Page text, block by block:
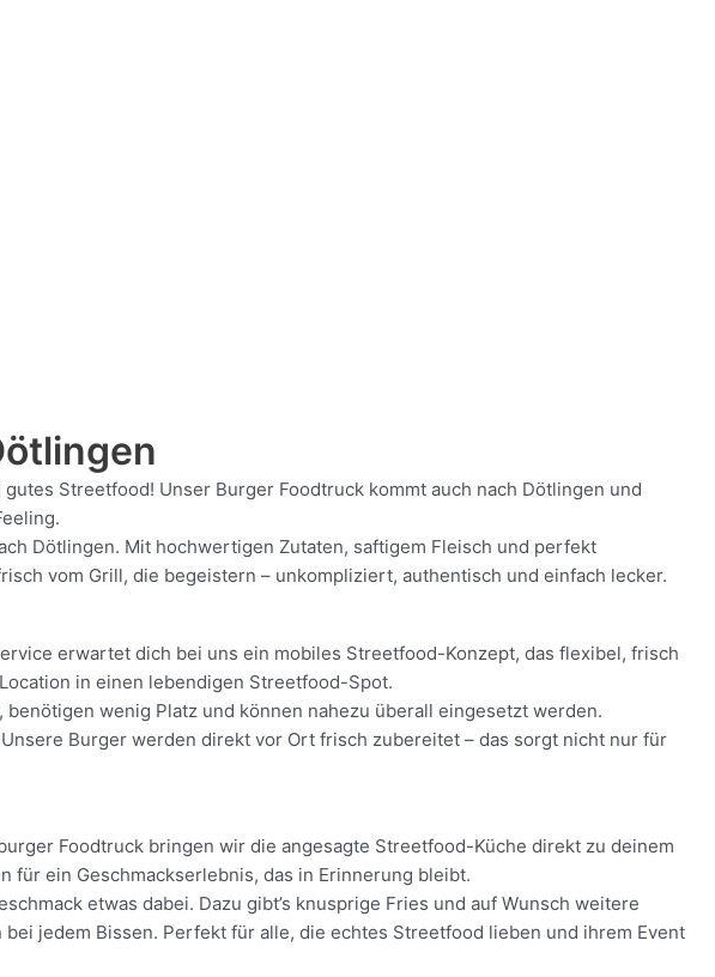
Streetfood! Unser Burger Foodtruck kommt auch nach Dötlingen und
Dötlingen. Mit hochwertigen Zutaten, saftigem Fleisch und perfekt
vom Grill, die begeistern – unkompliziert, authentisch und einfach lecker.
erwartet dich bei uns ein mobiles Streetfood-Konzept, das flexibel, frisch
in einen lebendigen Streetfood-Spot.
wenig Platz und können nahezu überall eingesetzt werden.
Burger werden direkt vor Ort frisch zubereitet – das sorgt nicht nur für
Foodtruck bringen wir die angesagte Streetfood-Küche direkt zu deinem
für ein Geschmackserlebnis, das in Erinnerung bleibt.
etwas dabei. Dazu gibt’s knusprige Fries und auf Wunsch weitere
jedem Bissen. Perfekt für alle, die echtes Streetfood lieben und ihrem Event